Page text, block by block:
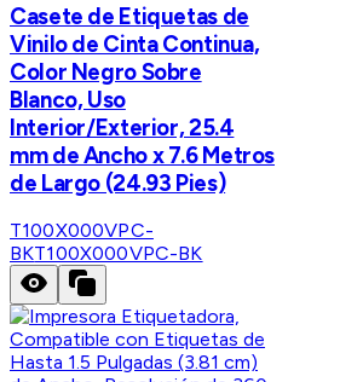
Casete de Etiquetas de
Vinilo de Cinta Continua,
Color Negro Sobre
Blanco, Uso
Interior/Exterior, 25.4
mm de Ancho x 7.6 Metros
de Largo (24.93 Pies)
T100X000VPC-
BKT100X000VPC-BK